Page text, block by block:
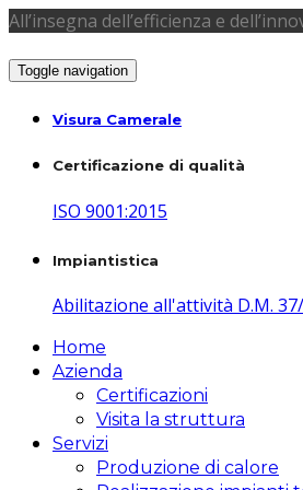
All’insegna dell’efficienza e
Toggle navigation
Visura Camerale
Certificazione di qualità
ISO 9001:2015
Impiantistica
Abilitazione all'attività D.M.
Home
Azienda
Certificazioni
Visita la struttura
Servizi
Produzione di calore